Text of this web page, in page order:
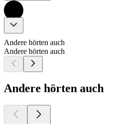
Andere hörten auch
Andere hörten auch
Andere hörten auch